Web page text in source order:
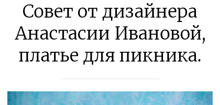
Совет от дизайнера
Анастасии Ивановой,
платье для пикника.